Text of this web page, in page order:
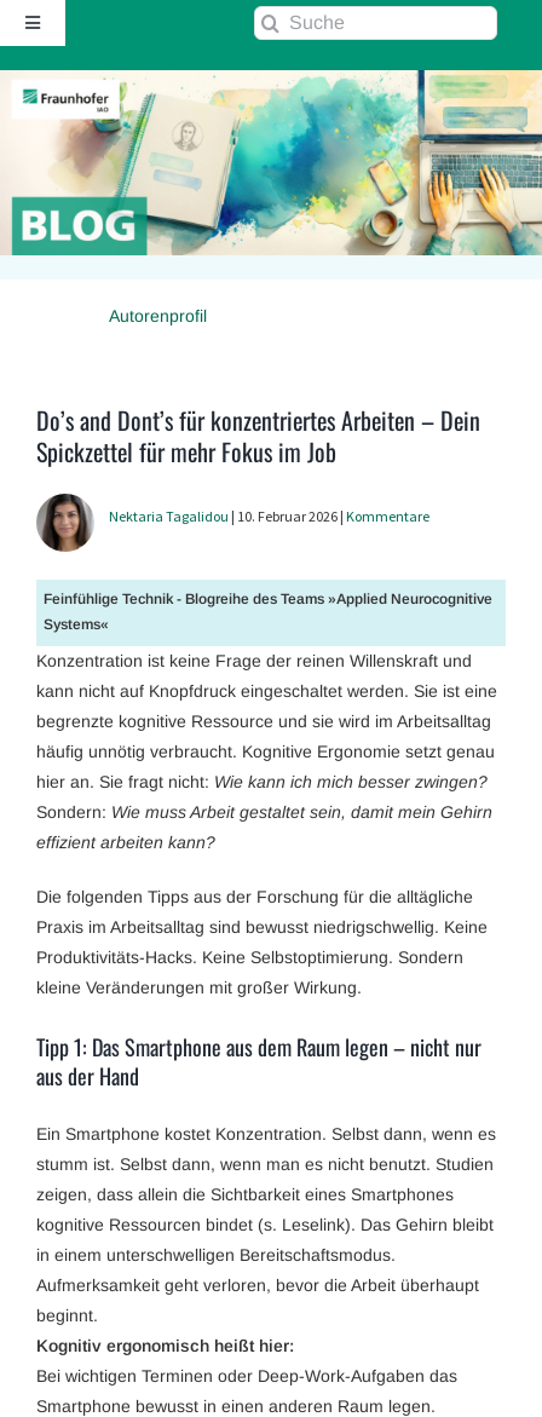
Zum
Inhalt
springen
Toggle
Navigation
Startseite
Über diesen Blog
Kontakt
Kommentarrichtlinie
Suche
Autorenprofil
Do’s and Dont’s für konzentriertes Arbeiten – Dein
Spickzettel für mehr Fokus im Job
Nektaria Tagalidou | 10. Februar 2026 | Kommentare
Feinfühlige Technik - Blogreihe des Teams »Applied Neurocognitive
Systems«
Konzentration ist keine Frage der reinen Willenskraft und
kann nicht auf Knopfdruck eingeschaltet werden. Sie ist eine
begrenzte kognitive Ressource und sie wird im Arbeitsalltag
häufig unnötig verbraucht. Kognitive Ergonomie setzt genau
hier an. Sie fragt nicht: Wie kann ich mich besser zwingen?
Sondern: Wie muss Arbeit gestaltet sein, damit mein Gehirn
effizient arbeiten kann?
Die folgenden Tipps aus der Forschung für die alltägliche
Praxis im Arbeitsalltag sind bewusst niedrigschwellig. Keine
Produktivitäts-Hacks. Keine Selbstoptimierung. Sondern
kleine Veränderungen mit großer Wirkung.
Tipp 1: Das Smartphone aus dem Raum legen – nicht nur
aus der Hand
Ein Smartphone kostet Konzentration. Selbst dann, wenn es
stumm ist. Selbst dann, wenn man es nicht benutzt. Studien
zeigen, dass allein die Sichtbarkeit eines Smartphones
kognitive Ressourcen bindet (s. Leselink). Das Gehirn bleibt
in einem unterschwelligen Bereitschaftsmodus.
Aufmerksamkeit geht verloren, bevor die Arbeit überhaupt
beginnt.
Kognitiv ergonomisch heißt hier:
Bei wichtigen Terminen oder Deep-Work-Aufgaben das
Smartphone bewusst in einen anderen Raum legen.